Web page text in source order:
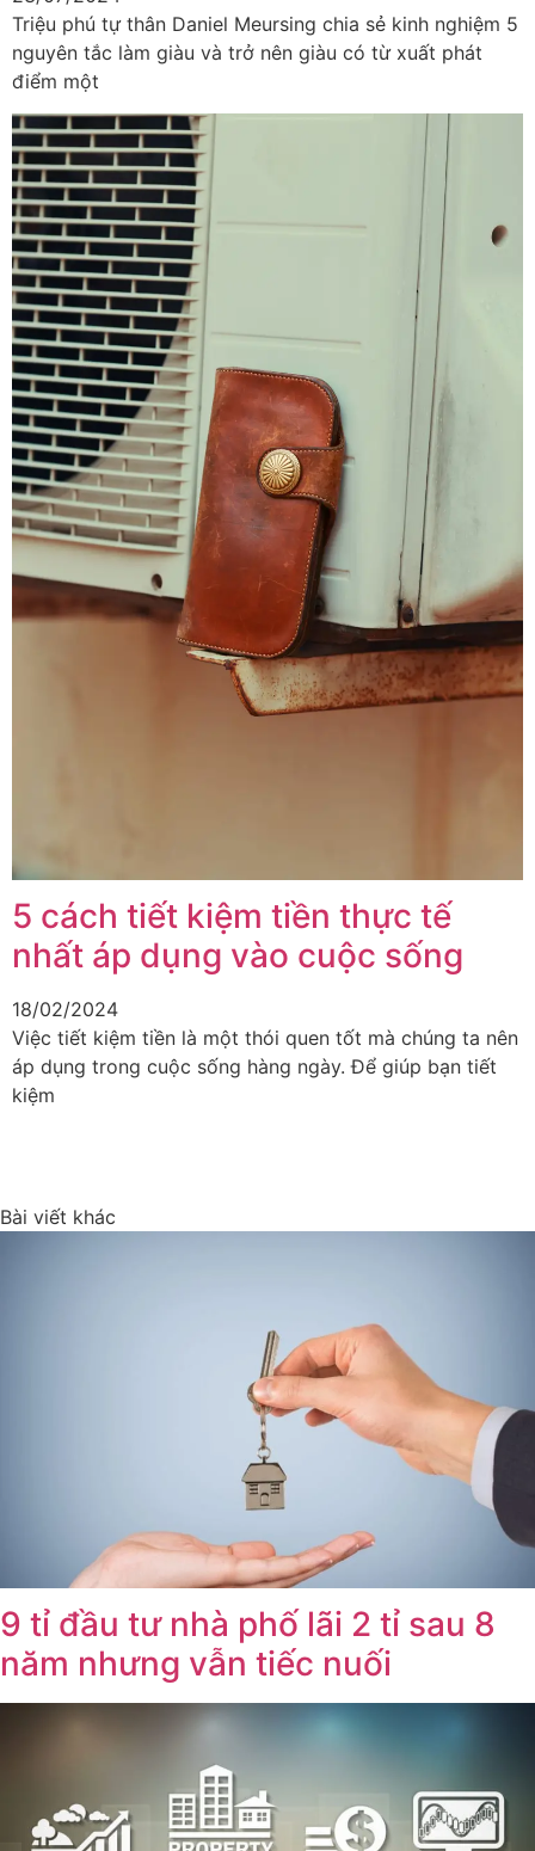
Triệu phú tự thân Daniel Meursing chia sẻ kinh nghiệm 5
nguyên tắc làm giàu và trở nên giàu có từ xuất phát
điểm một
5 cách tiết kiệm tiền thực tế
nhất áp dụng vào cuộc sống
18/02/2024
Việc tiết kiệm tiền là một thói quen tốt mà chúng ta nên
áp dụng trong cuộc sống hàng ngày. Để giúp bạn tiết
kiệm
Bài viết khác
9 tỉ đầu tư nhà phố lãi 2 tỉ sau 8
năm nhưng vẫn tiếc nuối